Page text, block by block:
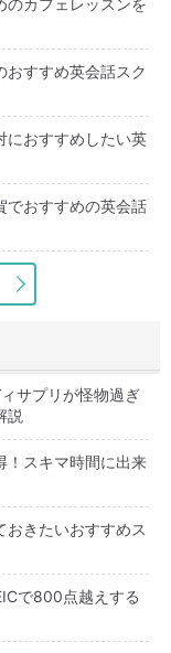
おすすめ英会話スク
におすすめしたい英
でおすすめの英会話
サプリが怪物過ぎ
説
！スキマ時間に出来
おきたいおすすめス
で800点越えする